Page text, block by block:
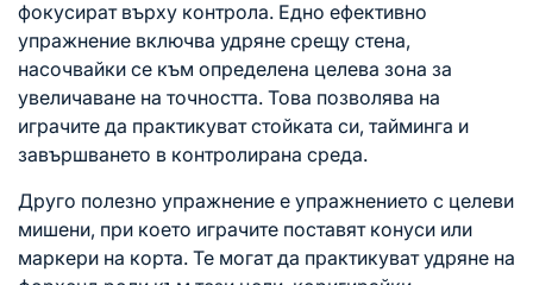
фокусират върху контрола. Едно ефективно
упражнение включва удряне срещу стена,
насочвайки се към определена целева зона за
увеличаване на точността. Това позволява на
играчите да практикуват стойката си, тайминга и
завършването в контролирана среда.
Друго полезно упражнение е упражнението с целеви
мишени, при което играчите поставят конуси или
маркери на корта. Те могат да практикуват удряне на